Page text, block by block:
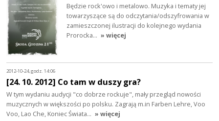
Będzie rock'owo i metalowo. Muzyka i tematy jej
towarzyszące są do odczytania/odszyfrowania w
zamieszczonej ilustracji do kolejnego wydania
Prorocka... » więcej
2012-10-24, godz. 14:06
[24. 10. 2012] Co tam w duszy gra?
W tym wydaniu audycji "co dobrze rockuje", mały przegląd nowości
muzycznych w większości po polsku. Zagrają m.in Farben Lehre, Voo
Voo, Lao Che, Koniec Świata… » więcej